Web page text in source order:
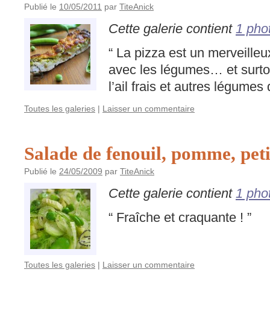
Publié le 10/05/2011 par TiteAnick
Cette galerie contient 1
“ La pizza est un
avec les légumes… et
l’ail frais et autres
Toutes les galeries | Laisser un commentaire
Salade de fenouil, pomme,
Publié le 24/05/2009 par TiteAnick
Cette galerie contient 1
“ Fraîche et craquante ! ”
Toutes les galeries | Laisser un commentaire